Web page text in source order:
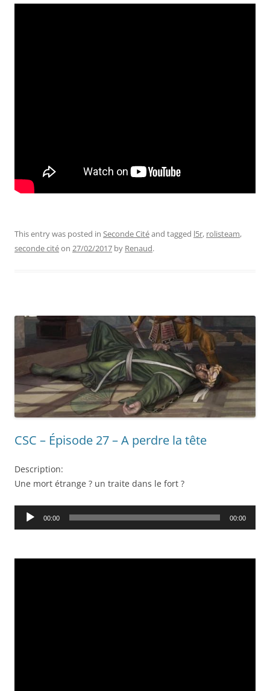
This entry was posted in Seconde Citéand tagged l5r, rolisteam,
seconde citéon 27/02/2017 by Renaud.
CSC – Épisode 27 – A perdre la tête
Description:
Une mort étrange ? un traite dans le fort ?
Audio
00:00 00:00